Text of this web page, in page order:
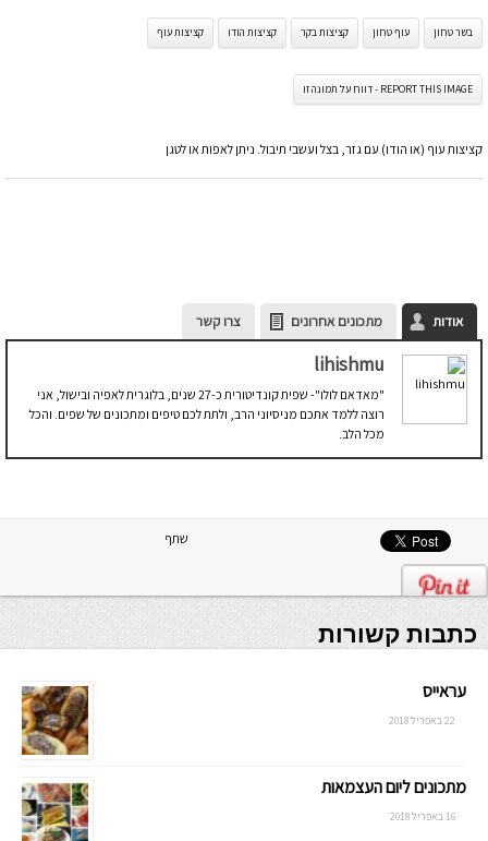
בשר טחון עוף טחון קציצות בקר קציצות הודו קציצות עוף
REPORT THIS IMAGE - דווח על תמונה זו
קציצות עוף (או הודו) עם גזר, בצל ועשבי תיבול. ניתן לאפות או לטגן
אודות מתכונים אחרונים צרו קשר
lihishmu
"מאדאם לולו"- שפית קונדיטורית כ-27 שנים, בלוגרית לאפיה ובישול, אני
רוצה ללמד אתכם מניסיוני הרב, ולתת לכם טיפים ומתכונים של שפים. והכל
מכל הלב.
שתף
כתבות קשורות
עראייס
22 באפריל 2018
מתכונים ליום העצמאות
16 באפריל 2018